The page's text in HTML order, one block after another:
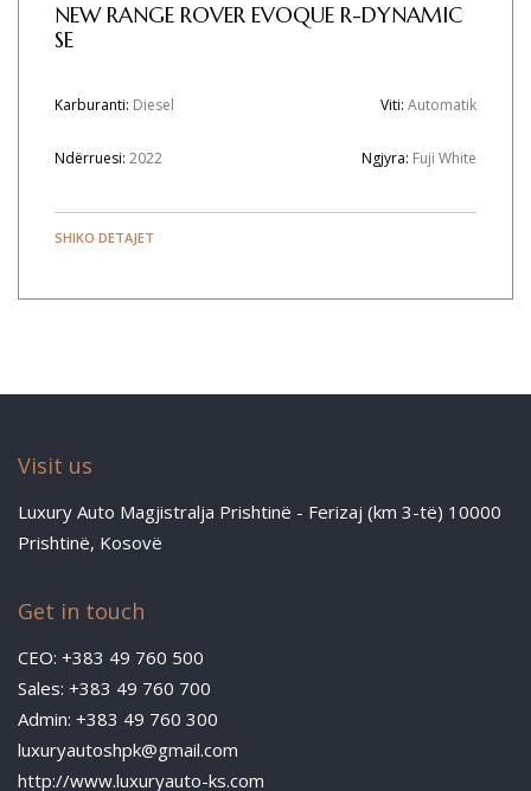
NEW RANGE ROVER EVOQUE R-DYNAMIC
SE
Karburanti: Diesel Viti: Automatik
Ndërruesi: 2022 Ngjyra: Fuji White
SHIKO DETAJET
Visit us
Luxury Auto Magjistralja Prishtinë - Ferizaj (km 3-të) 10000
Prishtinë, Kosovë
Get in touch
CEO: +383 49 760 500
Sales: +383 49 760 700
Admin: +383 49 760 300
luxuryautoshpk@gmail.com
http://www.luxuryauto-ks.com